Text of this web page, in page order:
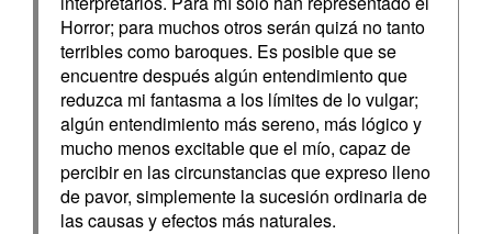
Horror; para muchos otros serán quizá no tanto
terribles como baroques. Es posible que se
encuentre después algún entendimiento que
reduzca mi fantasma a los límites de lo vulgar;
algún entendimiento más sereno, más lógico y
mucho menos excitable que el mío, capaz de
percibir en las circunstancias que expreso lleno
de pavor, simplemente la sucesión ordinaria de
las causas y efectos más naturales.